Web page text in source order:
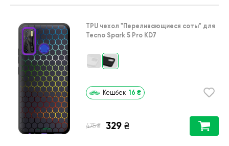
TPU чехол "Переливающиеся соты" для
Tecno Spark 5 Pro KD7
Кешбек 16 ₴
475 ₴ 329 ₴